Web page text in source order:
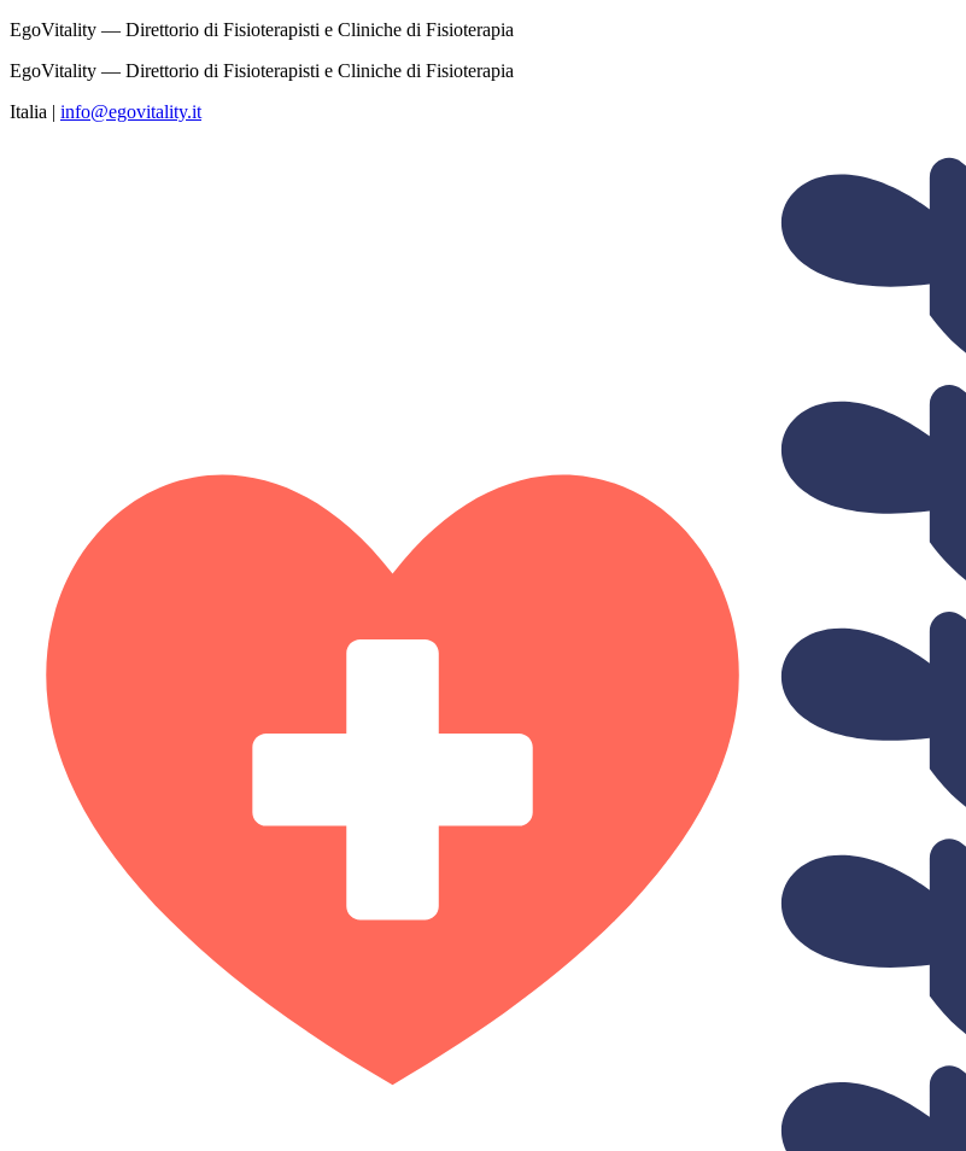
EgoVitality — Direttorio di Fisioterapisti e Cliniche di Fisioterapia
EgoVitality — Direttorio di Fisioterapisti e Cliniche di Fisioterapia
Italia | info@egovitality.it